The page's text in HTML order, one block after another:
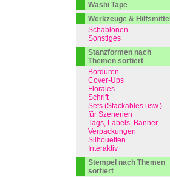
Washi Tape
Werkzeuge & Hilfsmittel
Schablonen
Sonstiges
Stanzformen nach
Themen sortiert
Bordüren
Cover-Ups
Florales
Schrift
Sets (Stackables usw.)
für Szenerien
Tags, Labels, Banner
Verpackungen
Silhouetten
Interaktiv
Stempel nach Themen
sortiert